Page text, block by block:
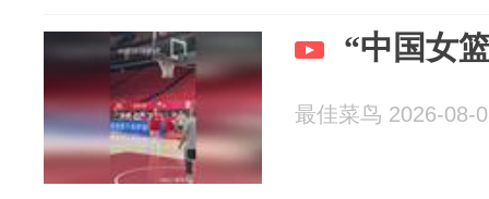
“中国女
最佳菜鸟 2026-08-